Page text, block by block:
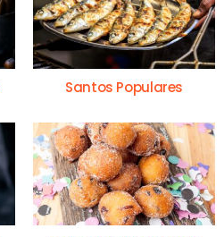
Santos Populares